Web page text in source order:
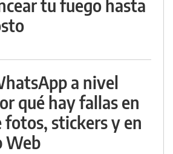
tu fuego hasta
a nivel
qué hay fallas en
fotos, stickers y en
Web